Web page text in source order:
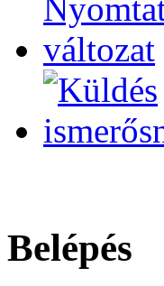
Belépés